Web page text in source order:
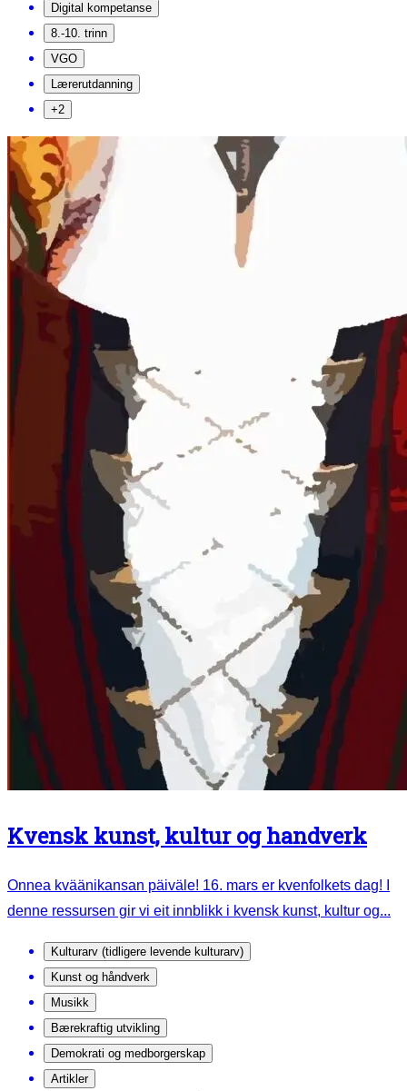
Digital kompetanse
8.-10. trinn
VGO
Lærerutdanning
+2
Kvensk kunst, kultur og handverk
Onnea kväänikansan päiväle! 16. mars er kvenfolkets dag! I
denne ressursen gir vi eit innblikk i kvensk kunst, kultur og...
Kulturarv (tidligere levende kulturarv)
Kunst og håndverk
Musikk
Bærekraftig utvikling
Demokrati og medborgerskap
Artikler